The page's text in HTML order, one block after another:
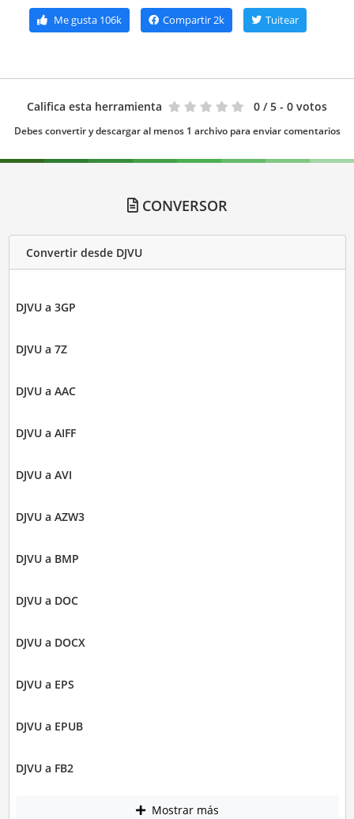
Me gusta106k Compartir2k Tuitear
Califica esta herramienta 0 / 5 - 0 votos
Debes convertir y descargar al menos 1 archivo para enviar comentarios
CONVERSOR
Convertir desde DJVU
DJVU a 3GP
DJVU a 7Z
DJVU a AAC
DJVU a AIFF
DJVU a AVI
DJVU a AZW3
DJVU a BMP
DJVU a DOC
DJVU a DOCX
DJVU a EPS
DJVU a EPUB
DJVU a FB2
Mostrar más